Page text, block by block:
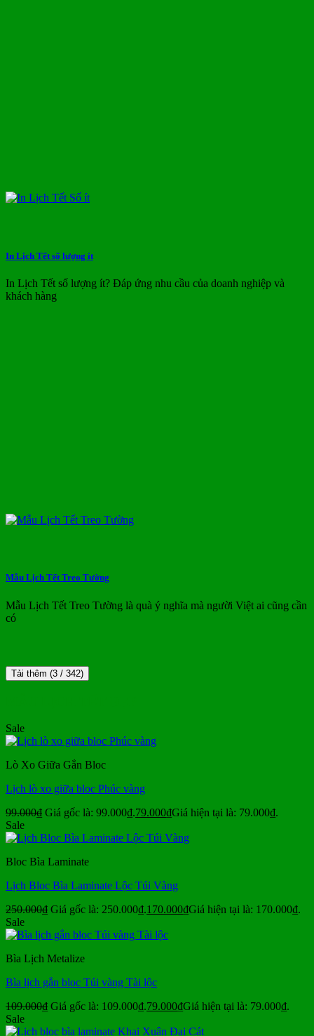
In Lịch Tết số lượng ít
In Lịch Tết số lượng ít? Đáp ứng nhu cầu của doanh nghiệp và
khách hàng
Mẫu Lịch Tết Treo Tường
Mẫu Lịch Tết Treo Tường là quà ý nghĩa mà người Việt ai cũng cần
có
Tải thêm (3 / 342)
Sale
Lò Xo Giữa Gắn Bloc
Lịch lò xo giữa bloc Phúc vàng
99.000₫ Giá gốc là: 99.000₫.79.000₫Giá hiện tại là: 79.000₫.
Sale
Bloc Bìa Laminate
Lịch Bloc Bìa Laminate Lộc Túi Vàng
250.000₫ Giá gốc là: 250.000₫.170.000₫Giá hiện tại là: 170.000₫.
Sale
Bìa Lịch Metalize
Bìa lịch gắn bloc Túi vàng Tài lộc
109.000₫ Giá gốc là: 109.000₫.79.000₫Giá hiện tại là: 79.000₫.
Sale